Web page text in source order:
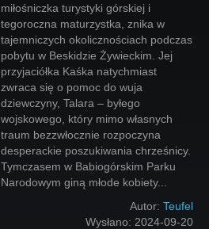
miłośniczka turystyki górskiej i
tegoroczna maturzystka, znika w
tajemniczych okolicznościach podczas
pobytu w Beskidzie Żywieckim. Jej
przyjaciółka Kaśka natychmiast
zwraca się o pomoc do wuja
dziewczyny, Talara – byłego
wojskowego, który mimo własnych
traum bezzwłocznie rozpoczyna
desperackie poszukiwania chrześnicy.
Tymczasem w Babiogórskim Parku
Narodowym giną młode kobiety...
Autor: Teufel
Wysłano: 2024-09-20